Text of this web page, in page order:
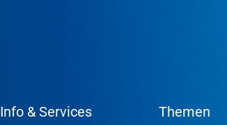
Info & Services Themen